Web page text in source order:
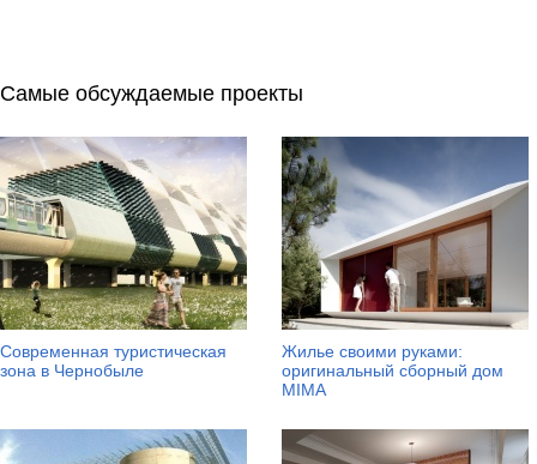
Самые обсуждаемые проекты
Современная туристическая
зона в Чернобыле
Жилье своими руками:
оригинальный сборный дом
MIMA